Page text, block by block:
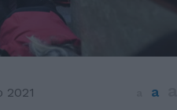
2021 a